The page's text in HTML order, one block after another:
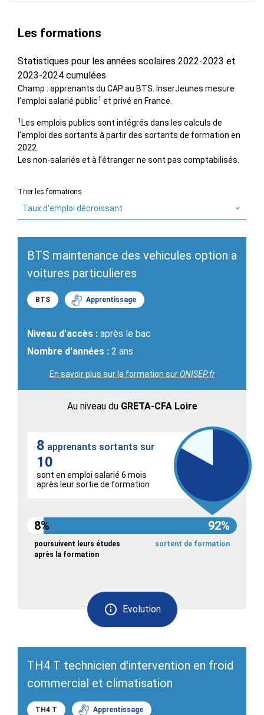
Les formations
Statistiques pour les années scolaires 2022-2023 et
2023-2024 cumulées
Champ : apprenants du CAP au BTS. InserJeunes mesure
l’emploi salarié public1 et privé en France.
1 Les emplois publics sont intégrés dans les calculs de
l’emploi des sortants à partir des sortants de formation en
2022.
Les non-salariés et à l’étranger ne sont pas comptabilisés.
Trier les formations
Taux d'emploi décroissant
BTS maintenance des vehicules option a
voitures particulieres
BTS Apprentissage
Niveau d'accès : après le bac
Nombre d'années : 2 ans
En savoir plus sur la formation surONISEP.fr
Au niveau du GRETA-CFA Loire
Evolution
8 apprenants sortants sur
10
sont en emploi salarié 6 mois
après leur sortie de formation
8% 92%
poursuivent leurs études
après la formation
sortent de formation
TH4 T technicien d'intervention en froid
commercial et climatisation
TH4 T Apprentissage